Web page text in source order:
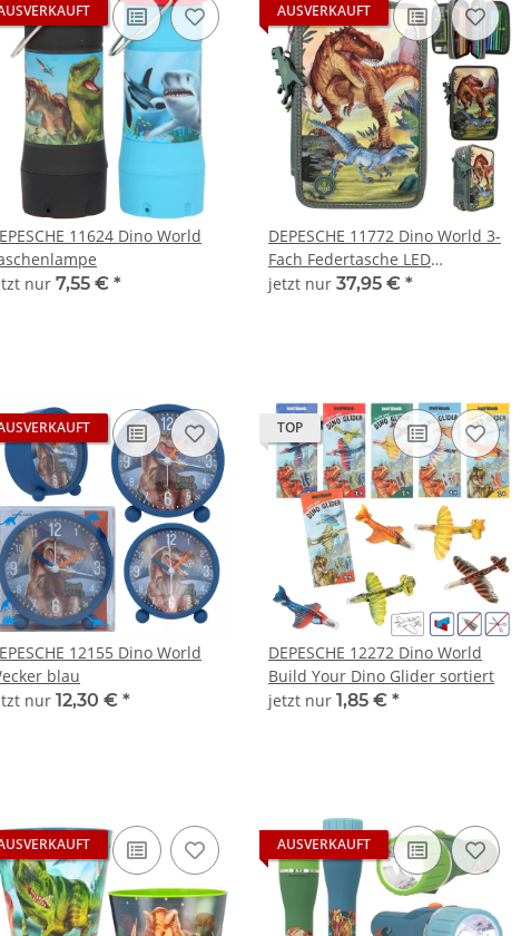
11624 Dino World
nur 7,55 € *
AUSVERKAUFT
DEPESCHE 11772 Dino World 3-
Fach Federtasche LED
Landschaft
jetzt nur 37,95 € *
12155 Dino World
blau
nur 12,30 € *
TOP
DEPESCHE 12272 Dino World
Build Your Dino Glider sortiert
jetzt nur 1,85 € *
AUSVERKAUFT